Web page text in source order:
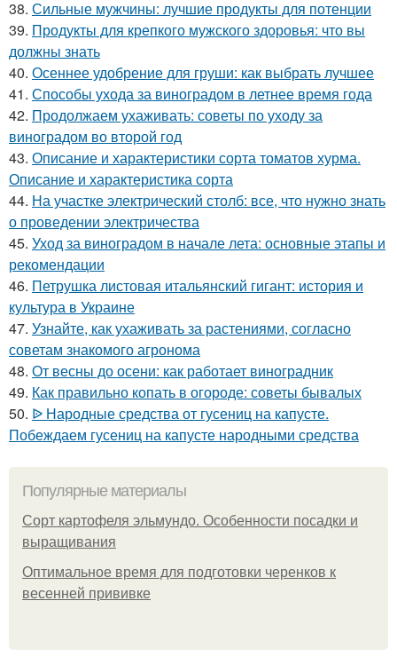
38. Сильные мужчины: лучшие продукты для потенции
39. Продукты для крепкого мужского здоровья: что вы
должны знать
40. Осеннее удобрение для груши: как выбрать лучшее
41. Способы ухода за виноградом в летнее время года
42. Продолжаем ухаживать: советы по уходу за
виноградом во второй год
43. Описание и характеристики сорта томатов хурма.
Описание и характеристика сорта
44. На участке электрический столб: все, что нужно знать
о проведении электричества
45. Уход за виноградом в начале лета: основные этапы и
рекомендации
46. Петрушка листовая итальянский гигант: история и
культура в Украине
47. Узнайте, как ухаживать за растениями, согласно
советам знакомого агронома
48. От весны до осени: как работает виноградник
49. Как правильно копать в огороде: советы бывалых
50. ᐉ Народные средства от гусениц на капусте.
Побеждаем гусениц на капусте народными средства
Популярные материалы
Сорт картофеля эльмундо. Особенности посадки и
выращивания
Оптимальное время для подготовки черенков к
весенней прививке